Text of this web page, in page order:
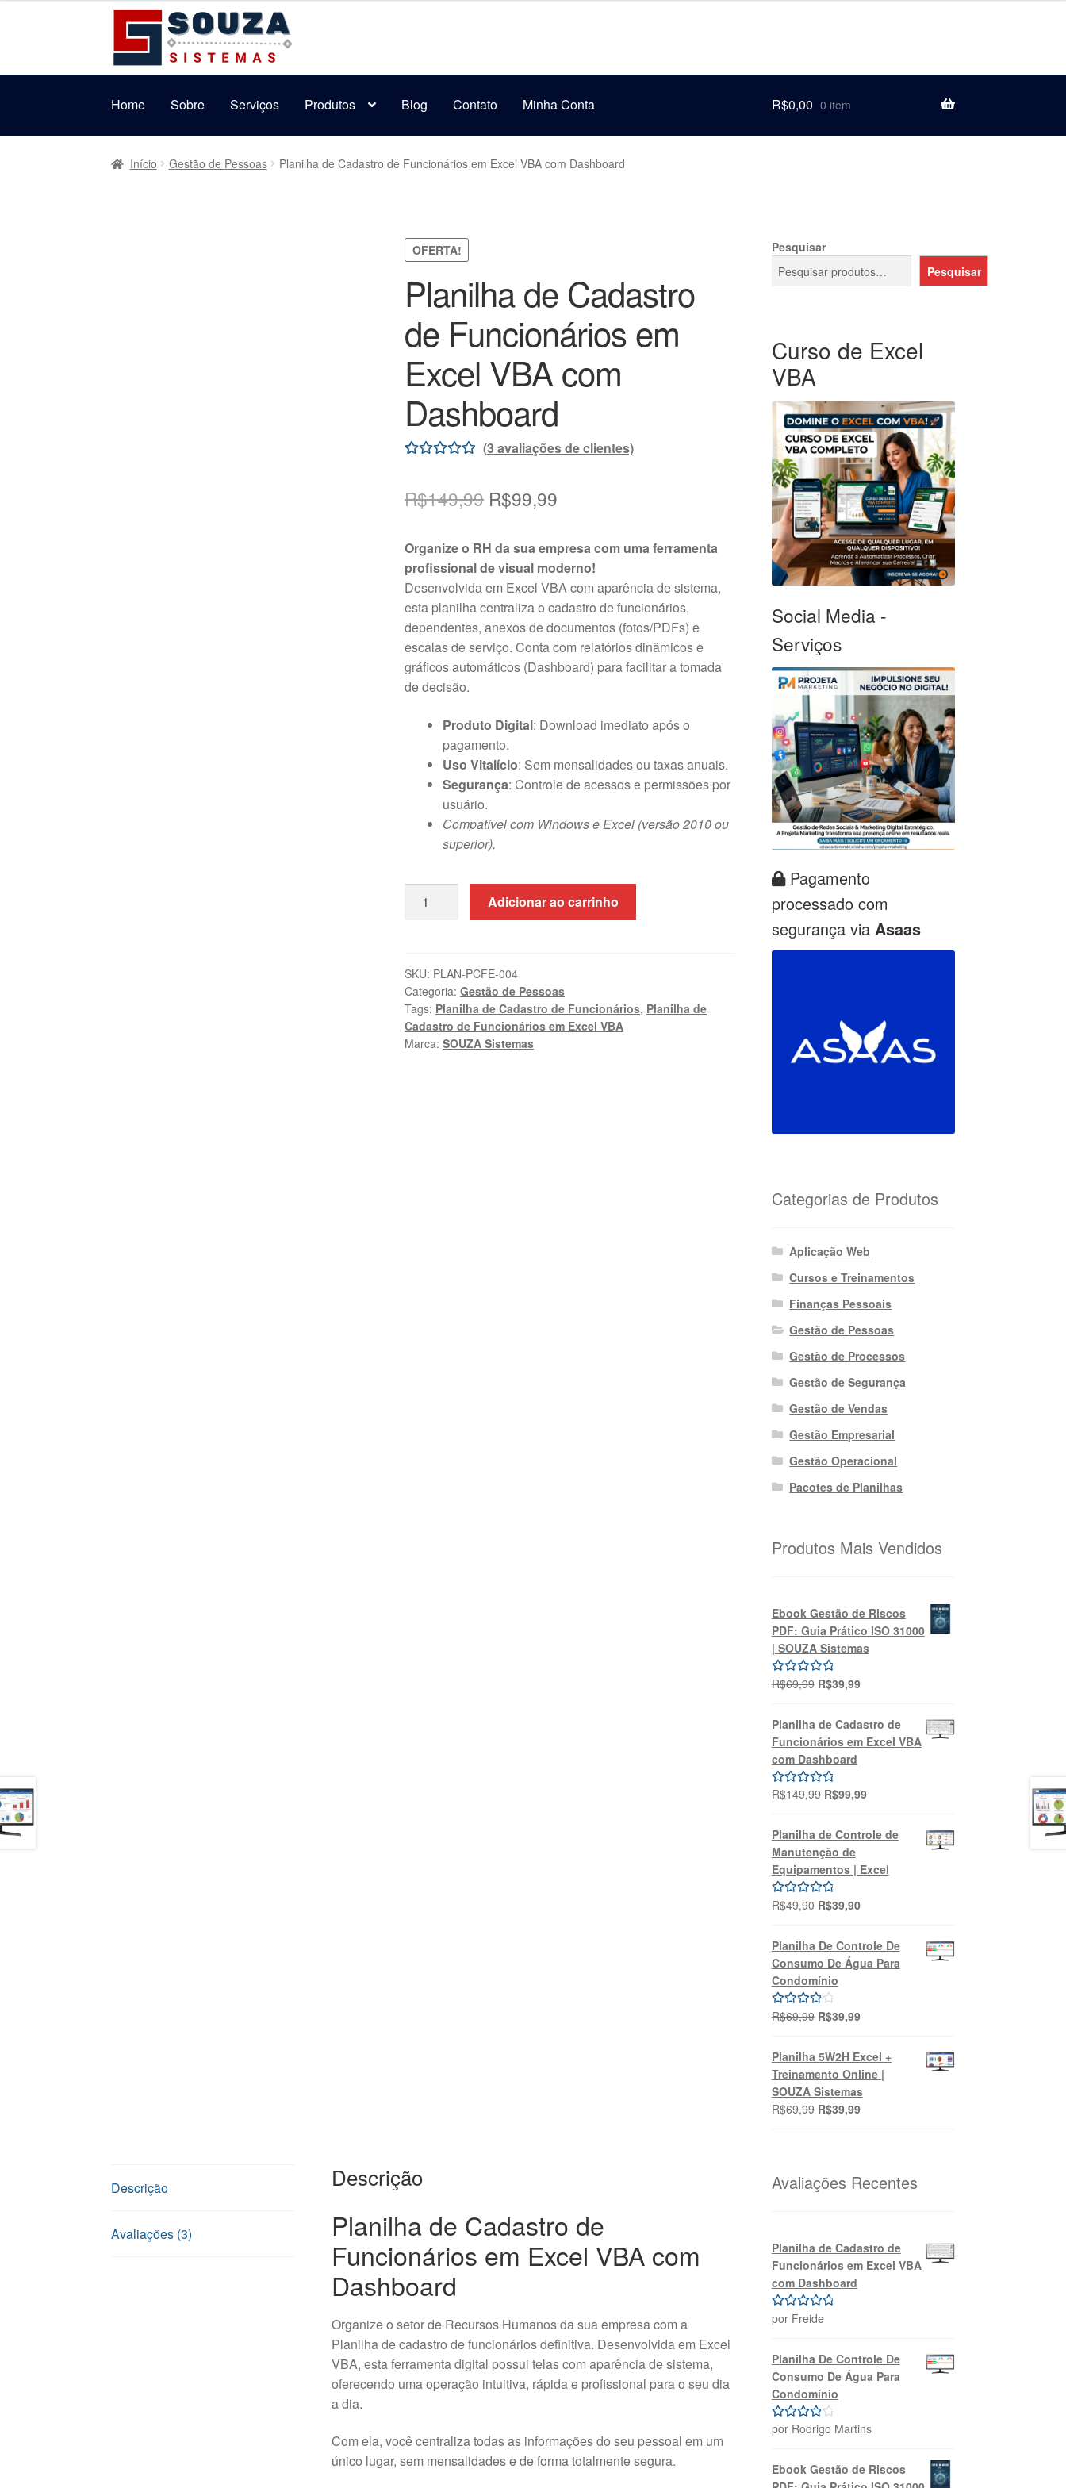
Pular
para
navegação
Pular
para
o
conteúdo
Home
Sobre Serviços Produtos Blog Contato Minha Conta R$0,00 0 item
Início Gestão de Pessoas Planilha de Cadastro de Funcionários em Excel VBA com Dashboard
OFERTA!
Planilha de Cadastro
de Funcionários em
Excel VBA com
Dashboard
5, com
avaliações de
clientes
(3avaliações de clientes)
R$149,99 O
original
era:
R$149,99.
R$99,99
atual
é:
R$99,99.
Organize o RH da sua empresa com uma ferramenta
profissional de visual moderno!
Desenvolvida em Excel VBA com aparência de sistema,
esta planilha centraliza o cadastro de funcionários,
dependentes, anexos de documentos (fotos/PDFs) e
escalas de serviço. Conta com relatórios dinâmicos e
gráficos automáticos (Dashboard) para facilitar a tomada
de decisão.
Produto Digital: Download imediato após o
pagamento.
Uso Vitalício: Sem mensalidades ou taxas anuais.
Segurança: Controle de acessos e permissões por
usuário.
Compatível com Windows e Excel (versão 2010 ou
superior).
Funcionários
em
Excel
VBA
com
Adicionar ao carrinho
SKU: PLAN-PCFE-004
Categoria:Gestão de Pessoas
Tags: Planilha de Cadastro de Funcionários, Planilha de
Cadastro de Funcionários em Excel VBA
Marca:SOUZA Sistemas
Descrição
Avaliações (3)
Descrição
Planilha de Cadastro de
Funcionários em Excel VBA com
Dashboard
Organize o setor de Recursos Humanos da sua empresa com a
Planilha de cadastro de funcionários definitiva. Desenvolvida em Excel
VBA, esta ferramenta digital possui telas com aparência de sistema,
oferecendo uma operação intuitiva, rápida e profissional para o seu dia
a dia.
Com ela, você centraliza todas as informações do seu pessoal em um
único lugar, sem mensalidades e de forma totalmente segura.
Pesquisar
Pesquisar
Curso de Excel
VBA
Social Media -
Serviços
Pagamento
processado com
segurança via Asaas
Categorias de Produtos
Aplicação Web
Cursos e Treinamentos
Finanças Pessoais
Gestão de Pessoas
Gestão de Processos
Gestão de Segurança
Gestão de Vendas
Gestão Empresarial
Gestão Operacional
Pacotes de Planilhas
Produtos Mais Vendidos
Ebook Gestão de Riscos
PDF: Guia Prático ISO 31000
| SOUZA Sistemas
Avaliação
R$69,99 O
original
era:
R$69,99.
R$39,99O
é:
R$39,99.
Planilha de Cadastro de
Funcionários em Excel VBA
com Dashboard
Avaliação
R$149,99 O
original
era:
R$149,99.
R$99,99O
atual
é:
R$99,99.
Planilha de Controle de
Manutenção de
Equipamentos | Excel
Avaliação
R$49,90 O
original
era:
R$49,90.
R$39,90O
atual
é:
R$39,90.
Planilha De Controle De
Consumo De Água Para
Condomínio
Avaliação
R$69,99 O
original
era:
R$69,99.
R$39,99O
atual
é:
R$39,99.
Planilha 5W2H Excel +
Treinamento Online |
SOUZA Sistemas
R$69,99 O
R$69,99.
R$39,99O
R$39,99.
Avaliações Recentes
Planilha de Cadastro de
Funcionários em Excel VBA
com Dashboard
Avaliação5
por Freide
Planilha De Controle De
Consumo De Água Para
Condomínio
Avaliação
por Rodrigo Martins
Ebook Gestão de Riscos
original
era:
R$149,99.
atual
é:
R$99,99.